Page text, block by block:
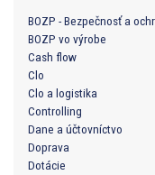
BOZP - Bezpečnosť a
BOZP vo výrobe
Cash flow
Clo
Clo a logistika
Controlling
Dane a účtovníctvo
Doprava
Dotácie